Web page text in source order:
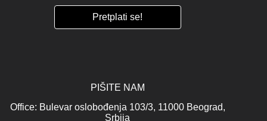
PIŠITE NAM
Office: Bulevar oslobođenja 103/3, 11000 Beograd,
Srbija